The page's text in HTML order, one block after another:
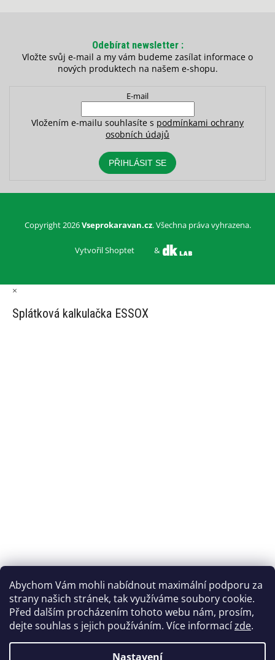
Abychom Vám mohli nabídnout maximální podporu za
strany našich stránek, tak využíváme soubory cookie.
Před dalším procházením tohoto webu nám, prosím,
dejte souhlas s jejich používáním. Více informacízde.
Nastavení
Odebírat newsletter
Vložte svůj e-mail a my vám budeme zasílat informace o
nových produktech na našem e-shopu.
E-mail
Vložením e-mailu souhlasíte s podmínkami ochrany
osobních údajů
PŘIHLÁSIT SE
Vytvořil Shoptet &
Copyright 2026Vseprokaravan.cz. Všechna práva vyhrazena.
×
Splátková kalkulačka ESSOX